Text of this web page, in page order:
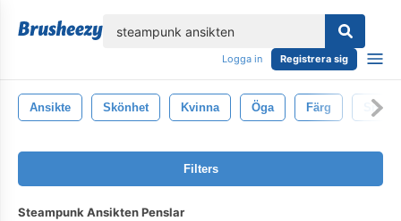
Logga in Registrera sig
Ansikte Skönhet Kvinna Öga Färg Smink
Filters
Steampunk Ansikten Penslar